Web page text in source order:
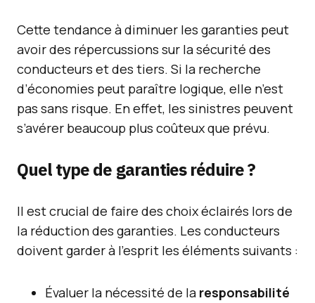
Cette tendance à diminuer les garanties peut
avoir des répercussions sur la sécurité des
conducteurs et des tiers. Si la recherche
d’économies peut paraître logique, elle n’est
pas sans risque. En effet, les sinistres peuvent
s’avérer beaucoup plus coûteux que prévu.
Quel type de garanties réduire ?
Il est crucial de faire des choix éclairés lors de
la réduction des garanties. Les conducteurs
doivent garder à l’esprit les éléments suivants :
Évaluer la nécessité de la responsabilité